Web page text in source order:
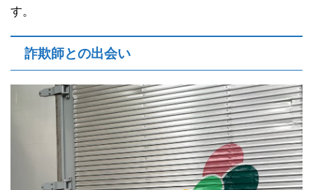
す。
詐欺師との出会い